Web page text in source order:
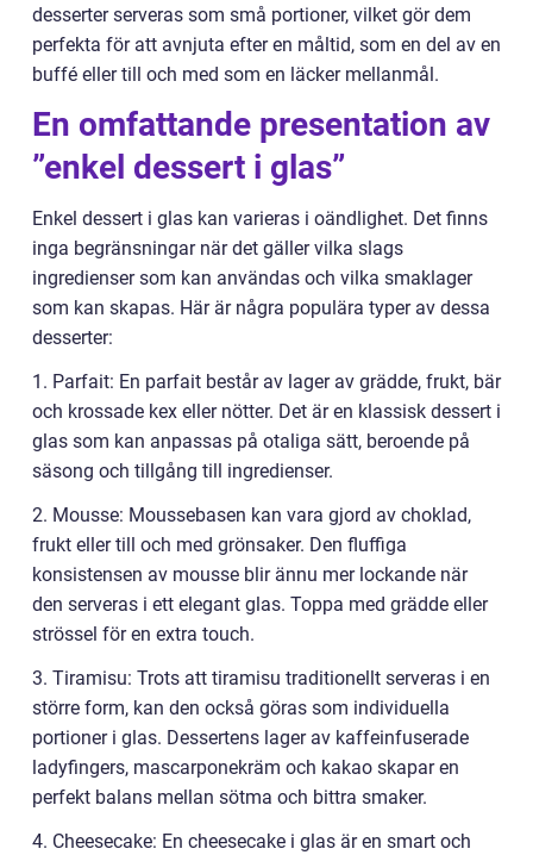
desserter serveras som små portioner, vilket gör dem
perfekta för att avnjuta efter en måltid, som en del av en
buffé eller till och med som en läcker mellanmål.
En omfattande presentation av
”enkel dessert i glas”
Enkel dessert i glas kan varieras i oändlighet. Det finns
inga begränsningar när det gäller vilka slags
ingredienser som kan användas och vilka smaklager
som kan skapas. Här är några populära typer av dessa
desserter:
1. Parfait: En parfait består av lager av grädde, frukt, bär
och krossade kex eller nötter. Det är en klassisk dessert i
glas som kan anpassas på otaliga sätt, beroende på
säsong och tillgång till ingredienser.
2. Mousse: Moussebasen kan vara gjord av choklad,
frukt eller till och med grönsaker. Den fluffiga
konsistensen av mousse blir ännu mer lockande när
den serveras i ett elegant glas. Toppa med grädde eller
strössel för en extra touch.
3. Tiramisu: Trots att tiramisu traditionellt serveras i en
större form, kan den också göras som individuella
portioner i glas. Dessertens lager av kaffeinfuserade
ladyfingers, mascarponekräm och kakao skapar en
perfekt balans mellan sötma och bittra smaker.
4. Cheesecake: En cheesecake i glas är en smart och